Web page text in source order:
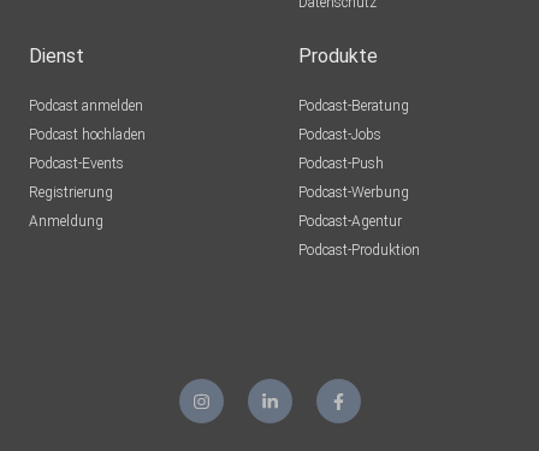
Dienst
Podcast anmelden
Podcast hochladen
Podcast-Events
Registrierung
Anmeldung
Produkte
Podcast-Beratung
Podcast-Jobs
Podcast-Push
Podcast-Werbung
Podcast-Agentur
Podcast-Produktion